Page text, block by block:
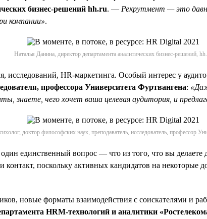
бизнес-решений hh.ru. — Рекрутмент — это
компании».
Наталья Данина, директор департамента аналитических бизнес-решений,
исследований, HR-маркетинга. Особый интерес у
профессора Университета Фуртвангена:
знаете, чего хочет ваша целевая аудитория, и
доктор философских наук, преподаватель, исследователь, профессор
единственный вопрос — что из того, что вы
поскольку активных кандидатов на некоторые
новые форматы взаимодействия с соискателями и
HRM-технологий и аналитики